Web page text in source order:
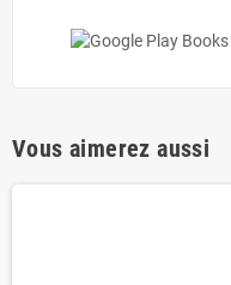
Vous aimerez aussi